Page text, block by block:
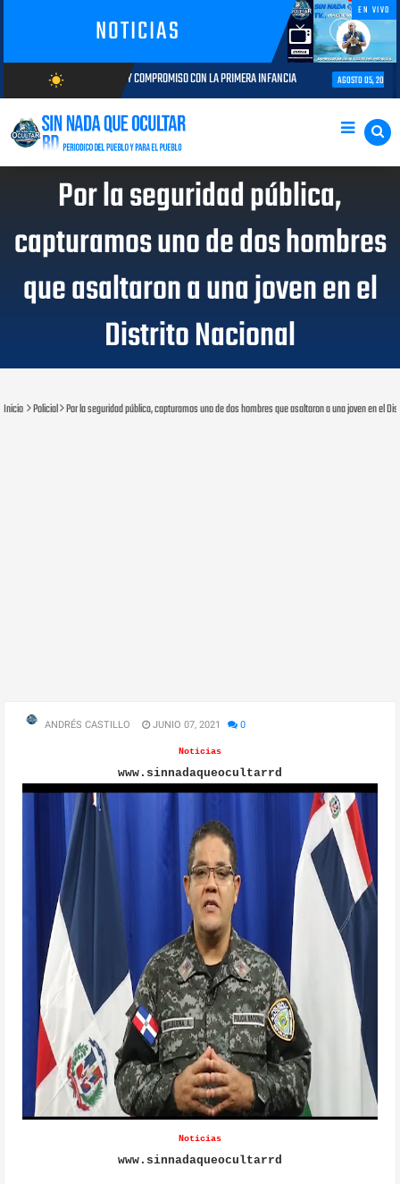
NOTICIAS
EN VIVO
wb_sunny
AGOSTO/10/2026
Y COMPROMISO CON LA PRIMERA INFANCIA AGOSTO 05, 2026 Autoridades del
Por la seguridad pública,
capturamos uno de dos hombres
que asaltaron a una joven en el
Distrito Nacional
Inicio Policial Por la seguridad pública, capturamos uno de dos hombres que asaltaron a una joven en el
ANDRÉS CASTILLO JUNIO 07, 2021 0
Noticias
www.sinnadaqueocultarrd
Noticias
www.sinnadaqueocultarrd